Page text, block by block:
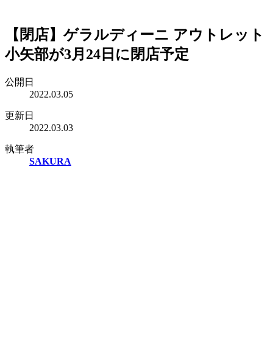
【閉店】ゲラルディーニ アウトレット
小矢部が3月24日に閉店予定
公開日
2022.03.05
更新日
2022.03.03
執筆者
SAKURA